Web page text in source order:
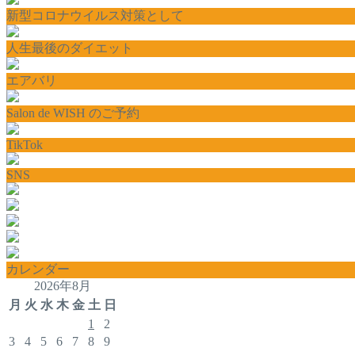
新型コロナウイルス対策として
人生最後のダイエット
エアバリ
Salon de WISH のご予約
TikTok
SNS
カレンダー
2026年8月
月 火 水 木 金 土 日
1
2
3
4 5 6 7 8
9